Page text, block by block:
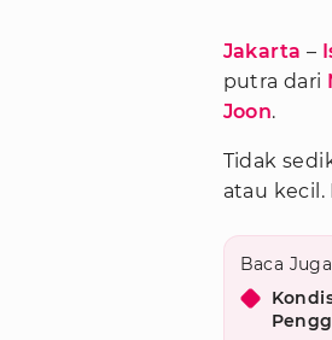
Jakarta –
putra dari
Joon.
Tidak
atau
Baca